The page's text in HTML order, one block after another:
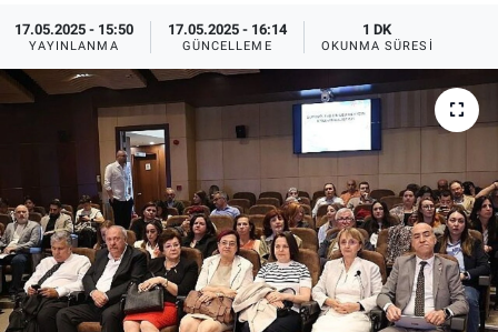
17.05.2025 - 15:50
YAYINLANMA
17.05.2025 - 16:14
GÜNCELLEME
1 DK
OKUNMA SÜRESI